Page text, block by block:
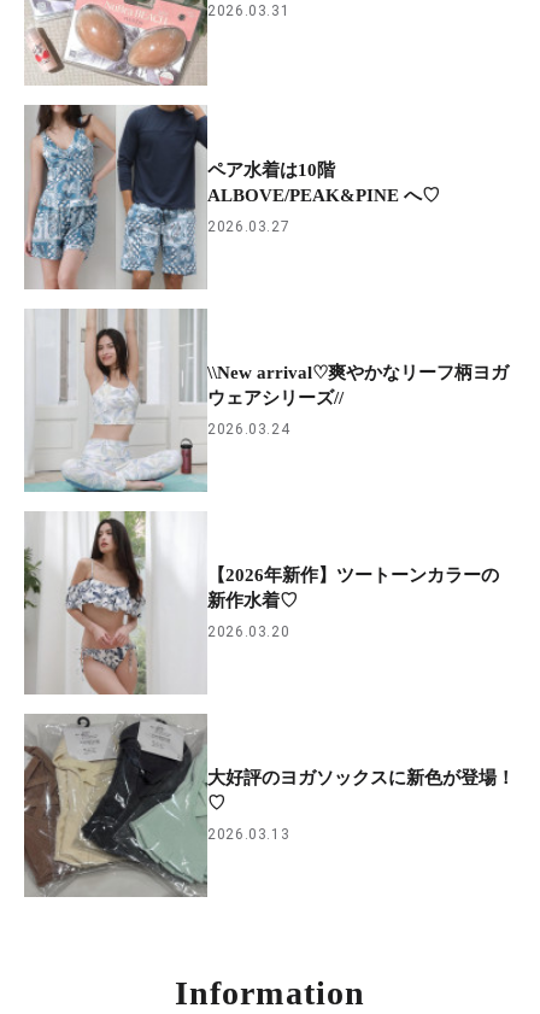
2026.03.31
ペア水着は10階
ALBOVE/PEAK&PINE へ♡
2026.03.27
\\New arrival♡爽やかなリーフ柄ヨガ
ウェアシリーズ//
2026.03.24
【2026年新作】ツートーンカラーの
新作水着♡
2026.03.20
大好評のヨガソックスに新色が登場！
♡
2026.03.13
Information